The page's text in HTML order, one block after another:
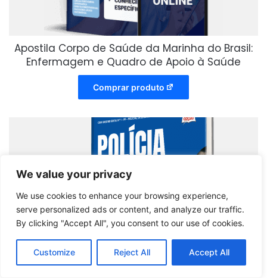
We value your privacy
We use cookies to enhance your browsing experience,
serve personalized ads or content, and analyze our traffic.
By clicking "Accept All", you consent to our use of cookies.
Customize Reject All Accept All
Apostila Corpo de Saúde da Marinha do Brasil:
Enfermagem e Quadro de Apoio à Saúde
Comprar produto